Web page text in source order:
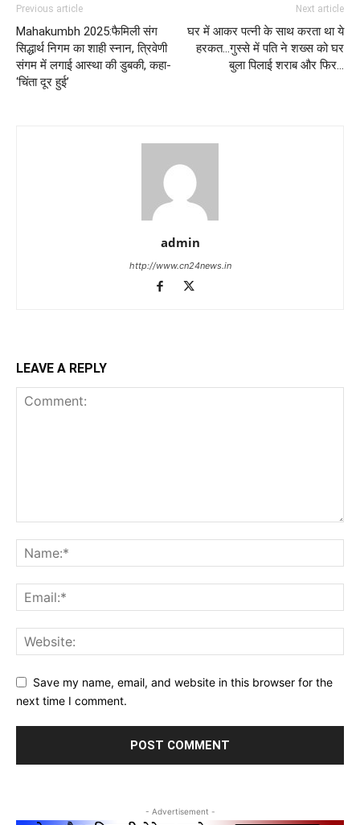
Previous article
Mahakumbh 2025:फैमिली संग
सिद्धार्थ निगम का शाही स्नान, त्रिवेणी
संगम में लगाई आस्था की डुबकी, कहा-
‘चिंता दूर हुई’
Next article
घर में आकर पत्नी के साथ करता था ये
हरकत…गुस्से में पति ने शख्स को घर
बुला पिलाई शराब और फिर…
admin
http://www.cn24news.in
LEAVE A REPLY
Save my name, email, and website in this browser for the
next time I comment.
- Advertisement -